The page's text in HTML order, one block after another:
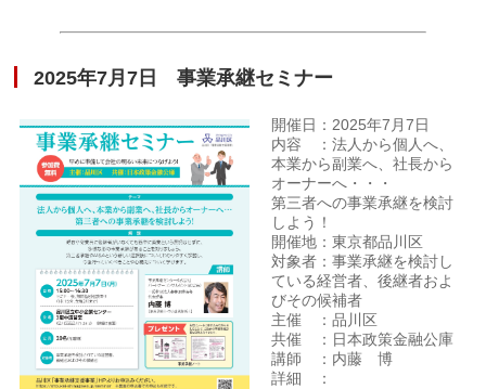
2025年7月7日 事業承継セミナー
開催日：2025年7月7日
内容 ：法人から個人へ、
本業から副業へ、社長から
オーナーへ・・・
第三者への事業承継を検討
しよう！
開催地：東京都品川区
対象者：事業承継を検討し
ている経営者、後継者およ
びその候補者
主催 ：品川区
共催 ：日本政策金融公庫
講師 ：内藤 博
詳細 ：